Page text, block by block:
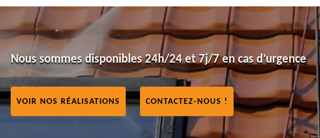
Nous sommes disponibles 24h/24 et 7j/7 en cas d’urgence
VOIR NOS RÉALISATIONS CONTACTEZ-NOUS !